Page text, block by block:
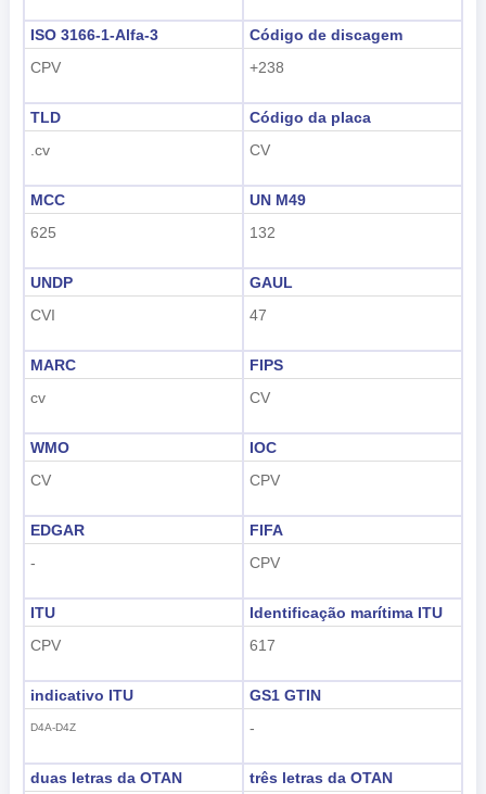
ISO 3166-1-Alfa-3
CPV
Código de discagem
+238
TLD
.cv
Código da placa
CV
MCC
625
UN M49
132
UNDP
CVI
GAUL
47
MARC
cv
FIPS
CV
WMO
CV
IOC
CPV
EDGAR
-
FIFA
CPV
ITU
CPV
Identificação marítima ITU
617
indicativo ITU
D4A-D4Z
GS1 GTIN
-
duas letras da OTAN
três letras da OTAN